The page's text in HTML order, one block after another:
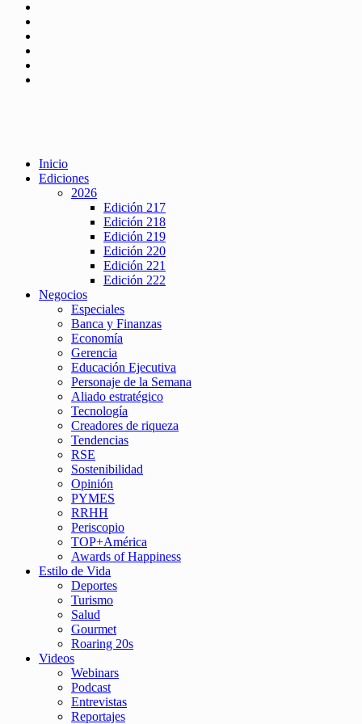
Inicio
Ediciones
2026
Edición 217
Edición 218
Edición 219
Edición 220
Edición 221
Edición 222
Negocios
Especiales
Banca y Finanzas
Economía
Gerencia
Educación Ejecutiva
Personaje de la Semana
Aliado estratégico
Tecnología
Creadores de riqueza
Tendencias
RSE
Sostenibilidad
Opinión
PYMES
RRHH
Periscopio
TOP+América
Awards of Happiness
Estilo de Vida
Deportes
Turismo
Salud
Gourmet
Roaring 20s
Videos
Webinars
Podcast
Entrevistas
Reportajes